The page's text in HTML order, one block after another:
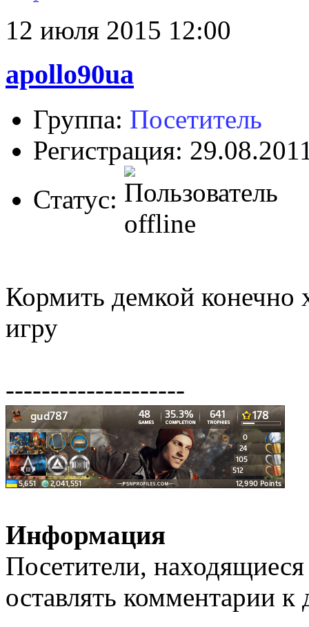
12 июля 2015 12:00
apollo90ua
Группа: Посетитель
Регистрация:
Статус:
Кормить демкой
игру
--------------------
Информация
Посетители,
оставлять комментарии